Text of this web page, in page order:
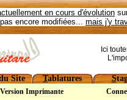
en cours d'évolution
encore modifiées... mais j'y
Ici
Site Tablatures S
Version Imprimante